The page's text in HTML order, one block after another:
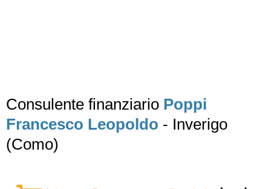
Consulente finanziario Poppi
Francesco Leopoldo - Inverigo
(Como)